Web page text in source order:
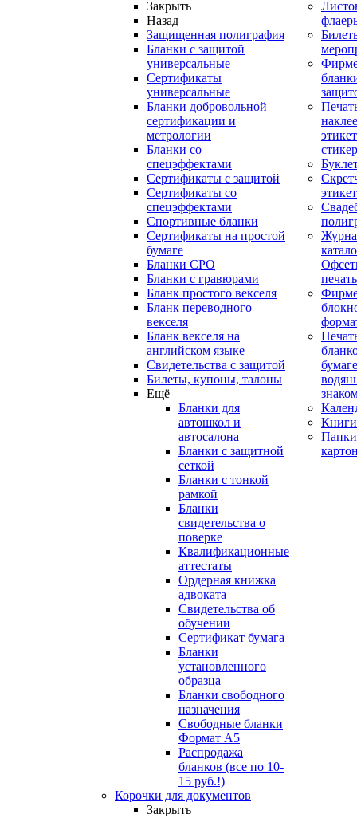
Закрыть
Назад
Защищенная полиграфия
Бланки с защитой
универсальные
Сертификаты
универсальные
Бланки добровольной
сертификации и
метрологии
Бланки со
спецэффектами
Сертификаты с защитой
Сертификаты со
спецэффектами
Спортивные бланки
Cертификаты на простой
бумаге
Бланки СРО
Бланки с гравюрами
Бланк простого векселя
Бланк переводного
векселя
Бланк векселя на
английском языке
Свидетельства с защитой
Билеты, купоны, талоны
Ещё
Бланки для
автошкол и
автосалона
Бланки с защитной
сеткой
Бланки с тонкой
рамкой
Бланки
свидетельства о
поверке
Квалификационные
аттестаты
Ордерная книжка
адвоката
Свидетельства об
обучении
Сертификат бумага
Бланки
установленного
образца
Бланки свободного
назначения
Свободные бланки
Формат А5
Распродажа
бланков (все по 10-
15 руб.!)
Корочки для документов
Закрыть
печать
Книги
Папки